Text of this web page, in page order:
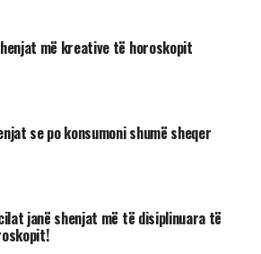
më kreative të horoskopit
se po konsumoni shumë sheqer
janë shenjat më të disiplinuara të